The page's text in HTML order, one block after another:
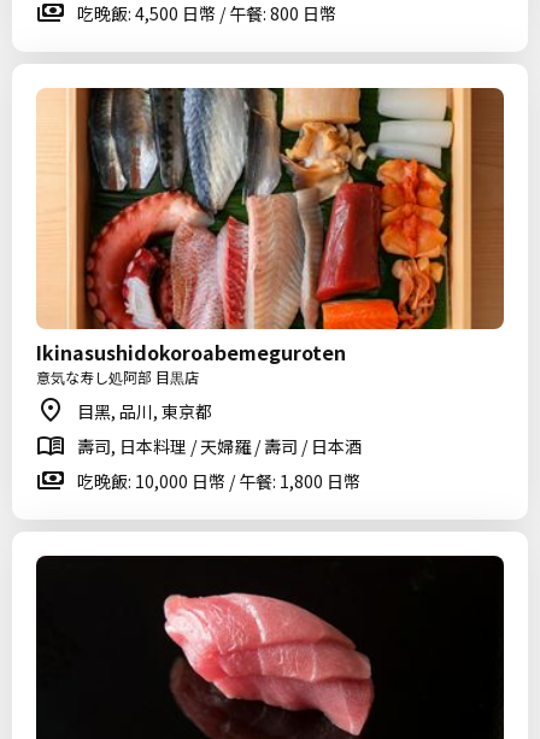
吃晚飯: 4,500 日幣 / 午餐: 800 日幣
Ikinasushidokoroabemeguroten
意気な寿し処阿部 目黒店
目黑, 品川, 東京都
壽司, 日本料理 / 天婦羅 / 壽司 / 日本酒
吃晚飯: 10,000 日幣 / 午餐: 1,800 日幣